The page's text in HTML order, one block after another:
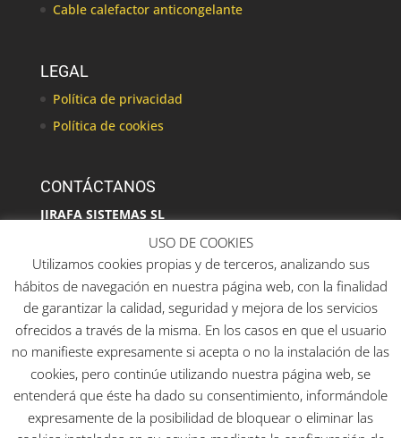
Cable calefactor anticongelante
LEGAL
Política de privacidad
Política de cookies
CONTÁCTANOS
JIRAFA SISTEMAS SL
46940 Manises
Otras páginas de Jirafa Sistemas
www.mconfort.com
www.halogenoinfrarrojo.com
www.evaporativosportatiles.com
www.jirafasistemas.com
USO DE COOKIES
Utilizamos cookies propias y de terceros, analizando sus
hábitos de navegación en nuestra página web, con la finalidad
de garantizar la calidad, seguridad y mejora de los servicios
ofrecidos a través de la misma. En los casos en que el usuario
no manifieste expresamente si acepta o no la instalación de las
cookies, pero continúe utilizando nuestra página web, se
entenderá que éste ha dado su consentimiento, informándole
expresamente de la posibilidad de bloquear o eliminar las